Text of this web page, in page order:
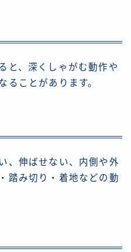
と、深くしゃがむ動作や
ることがあります。
、伸ばせない、内側や外
踏み切り・着地などの動